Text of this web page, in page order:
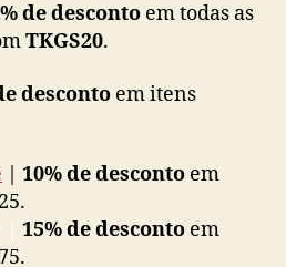
de desconto em todas as
TKGS20.
desconto em itens
10% de desconto em
15% de desconto em